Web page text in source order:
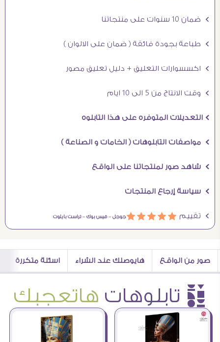
Ö ضمان 10 سنوات على منتجاتنا
Ö طباعة بجودة فائقة ( ضمان على الالوان )
Ö اكسسوارات التعليق + دليل تعليق مصور
Ö وقت الانتاج من 5 الى 10 ايام
Ö التعديلات المتوفره على هذا التابلوه
Ö مواصفات التابلوهات ( الخامات و الصناعة )
Ö شاهد صور لمنتجاتنا على الواقع
Ö سياسة إرجاع المنتجات
Ö تقييم áááááجوجل –فيس بوك –تراست بايلوت
صور من الواقع هايوصلك عند الشراء اسئلة متكررة
è تابلوهات هاتعجبك